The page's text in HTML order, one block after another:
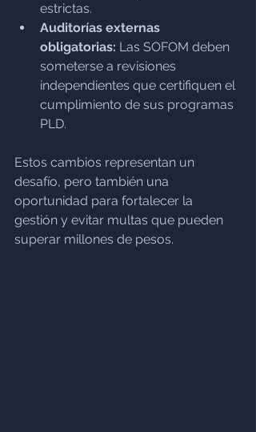
estrictas.
Auditorías externas
obligatorias: Las SOFOM deben
someterse a revisiones
independientes que certifiquen el
cumplimiento de sus programas
PLD.
Estos cambios representan un
desafío, pero también una
oportunidad para fortalecer la
gestión y evitar multas que pueden
superar millones de pesos.